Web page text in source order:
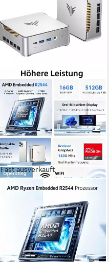
Fast ausverkauft
NIPOGI
windows 11 pro,16 GB DDR4
RAM, 512 GB SSD,AMD
Ryzen R2544 HDMI Mini-PC
AMD R2544 Prozessor
16 GB DDR4 Arbeitsspeicher
512 GB Speicherkapazität